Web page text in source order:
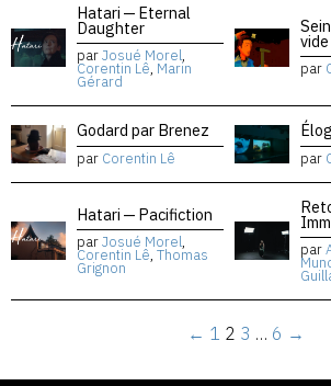
Hatari — Eternal
Daughter
parJosué Morel,
Corentin Lê, Marin
Gérard
vide
par
Godard par Brenez
par Corentin Lê par
Hatari — Pacifiction
parJosué Morel,
Corentin Lê, Thomas
Grignon
par
← 1 2 3 … 6 →